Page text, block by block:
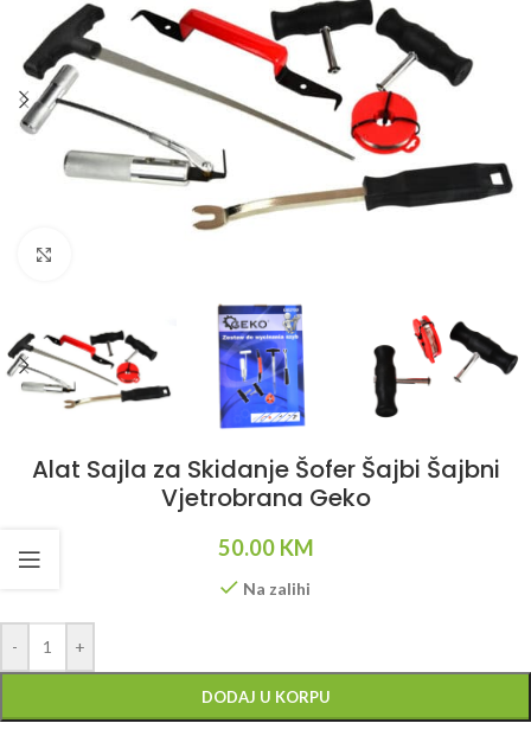
Alat Sajla za Skidanje Šofer Šajbi Šajbni
Vjetrobrana Geko
50.00 KM
Na zalihi
- +
DODAJ U KORPU